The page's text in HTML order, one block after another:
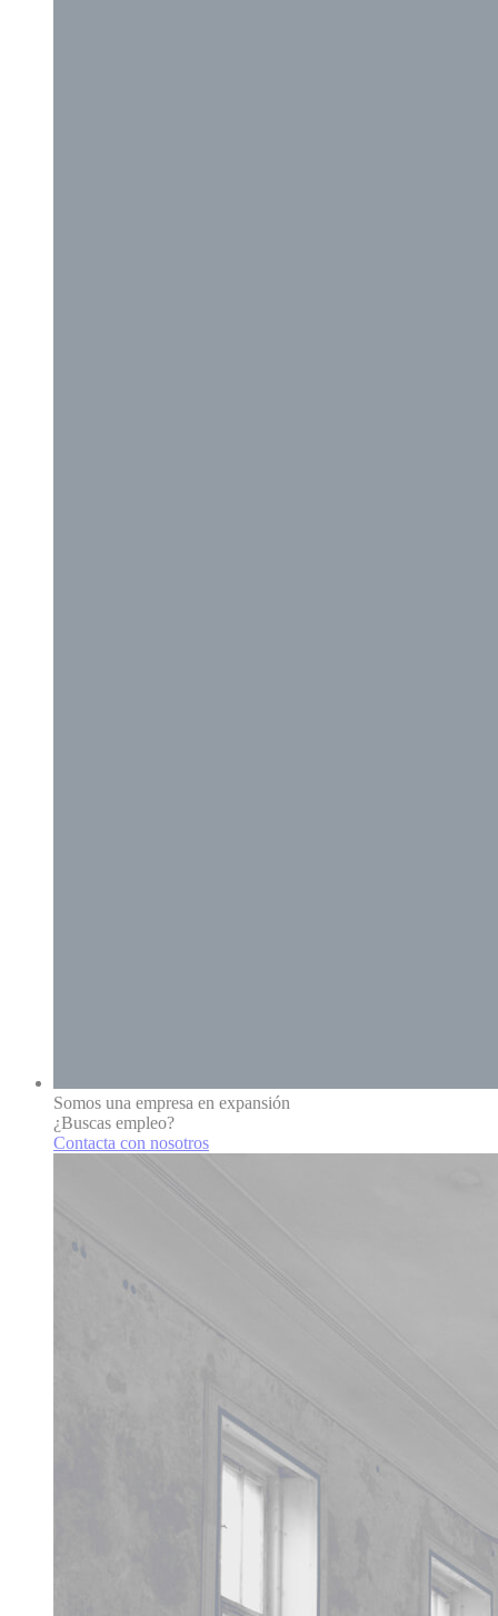
Somos una empresa en expansión
¿Buscas empleo?
Contacta con nosotros